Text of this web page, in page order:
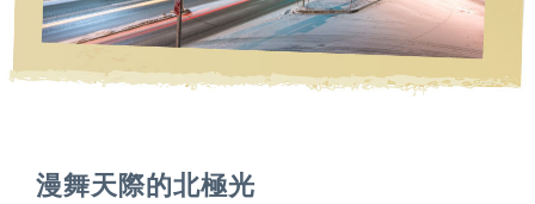
漫舞天際的北極光